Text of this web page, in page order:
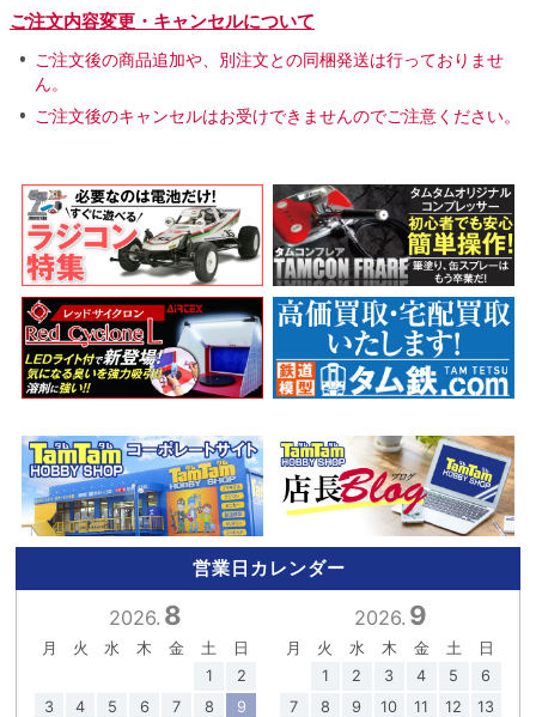
ご注文内容変更・キャンセルについて
ご注文後の商品追加や、別注文との同梱発送は行っておりませ
ん。
ご注文後のキャンセルはお受けできませんのでご注意ください。
営業日カレンダー
2026. 8
月 火 水 木 金 土
日
1
2
3
4 5 6 7 8
9
2026. 9
月 火 水 木 金 土
日
1
2 3 4 5
6
7
8 9 10 11 12
13